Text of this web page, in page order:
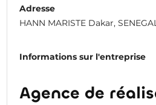
Adresse
HANN MARISTE Dakar,
Informations sur l'entreprise
Agence de